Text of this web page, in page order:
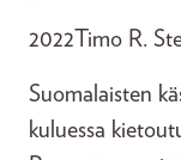
2022Timo R.
Suomalaisten
kuluessa